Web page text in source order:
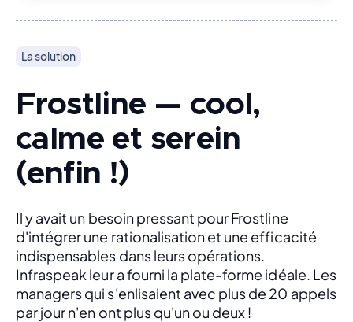
La solution
Frostline — cool,
calme et serein
(enfin !)
Il y avait un besoin pressant pour Frostline
d'intégrer une rationalisation et une efficacité
indispensables dans leurs opérations.
Infraspeak leur a fourni la plate-forme idéale. Les
managers qui s'enlisaient avec plus de 20 appels
par jour n'en ont plus qu'un ou deux !